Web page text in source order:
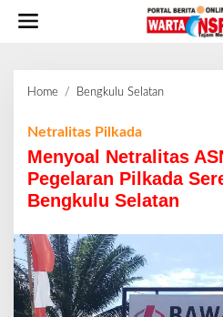
Home / Bengkulu Selatan
o
a
l
e
r
a
Netralitas Pilkada
Menyoal Netralitas
Pegelaran Pilkada
Bengkulu Selatan